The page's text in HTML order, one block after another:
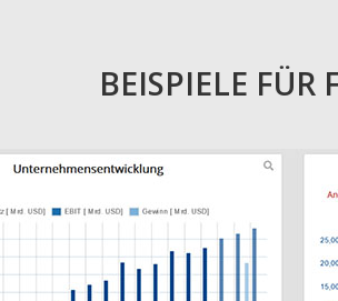
BEISPIELE